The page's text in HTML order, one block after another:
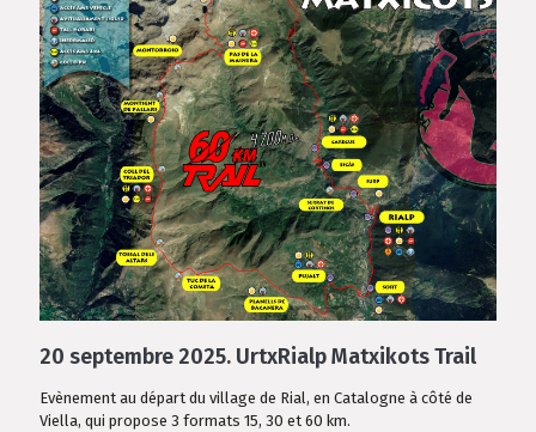
20 septembre 2025. UrtxRialp Matxikots Trail
Evènement au départ du village de Rial, en Catalogne à côté de
Viella, qui propose 3 formats 15, 30 et 60 km.